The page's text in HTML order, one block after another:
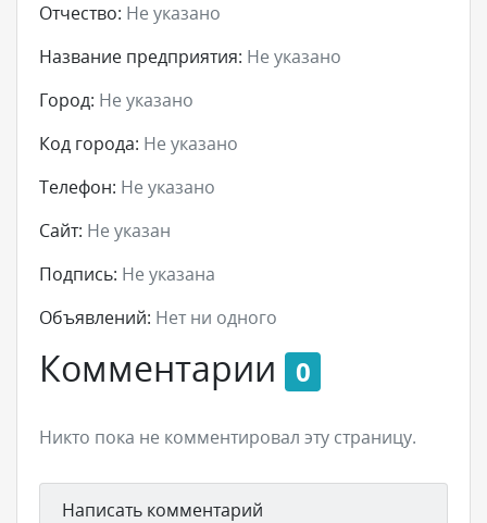
Отчество: Не указано
Название предприятия: Не указано
Город: Не указано
Код города: Не указано
Телефон: Не указано
Сайт: Не указан
Подпись: Не указана
Объявлений: Нет ни одного
Комментарии 0
Никто пока не комментировал эту страницу.
Написать комментарий